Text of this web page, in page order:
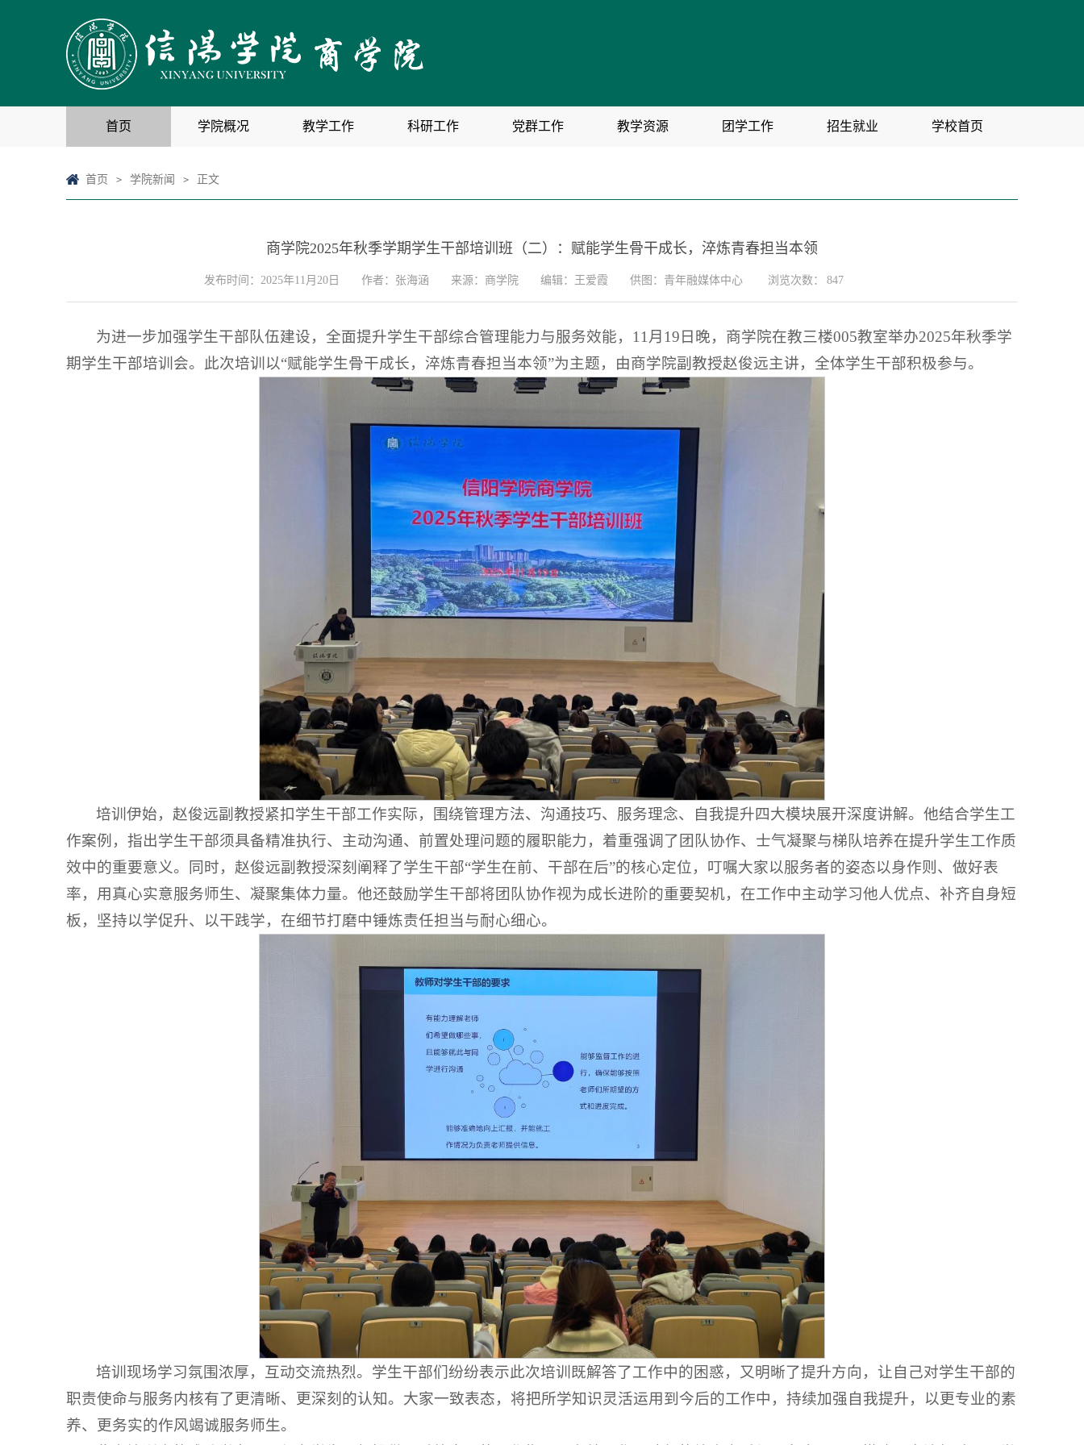
首页 学院概况 教学工作 科研工作 党群工作 教学资源 团学工作 招生就业 学校首页
首页 > 学院新闻 > 正文
商学院2025年秋季学期学生干部培训班（二）：赋能学生骨干成长，淬炼青春担当本领
发布时间：2025年11月20日 作者：张海涵 来源：商学院 编辑：王爱霞 供图：青年融媒体中心 浏览次数： 847
为进一步加强学生干部队伍建设，全面提升学生干部综合管理能力与服务效能，11月19日晚，商学院在教三楼005教室举办2025年秋季学
期学生干部培训会。此次培训以“赋能学生骨干成长，淬炼青春担当本领”为主题，由商学院副教授赵俊远主讲，全体学生干部积极参与。
培训伊始，赵俊远副教授紧扣学生干部工作实际，围绕管理方法、沟通技巧、服务理念、自我提升四大模块展开深度讲解。他结合学生工
作案例，指出学生干部须具备精准执行、主动沟通、前置处理问题的履职能力，着重强调了团队协作、士气凝聚与梯队培养在提升学生工作质
效中的重要意义。同时，赵俊远副教授深刻阐释了学生干部“学生在前、干部在后”的核心定位，叮嘱大家以服务者的姿态以身作则、做好表
率，用真心实意服务师生、凝聚集体力量。他还鼓励学生干部将团队协作视为成长进阶的重要契机，在工作中主动学习他人优点、补齐自身短
板，坚持以学促升、以干践学，在细节打磨中锤炼责任担当与耐心细心。
培训现场学习氛围浓厚，互动交流热烈。学生干部们纷纷表示此次培训既解答了工作中的困惑，又明晰了提升方向，让自己对学生干部的
职责使命与服务内核有了更清晰、更深刻的认知。大家一致表态，将把所学知识灵活运用到今后的工作中，持续加强自我提升，以更专业的素
养、更务实的作风竭诚服务师生。